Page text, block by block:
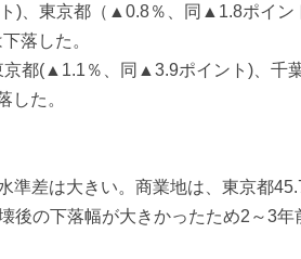
)、東京都（▲0.8％、同▲1.8ポイン
落した。
京都(▲1.1％、同▲3.9ポイント)、千
した。
準差は大きい。商業地は、東京都
後の下落幅が大きかったため2～3年